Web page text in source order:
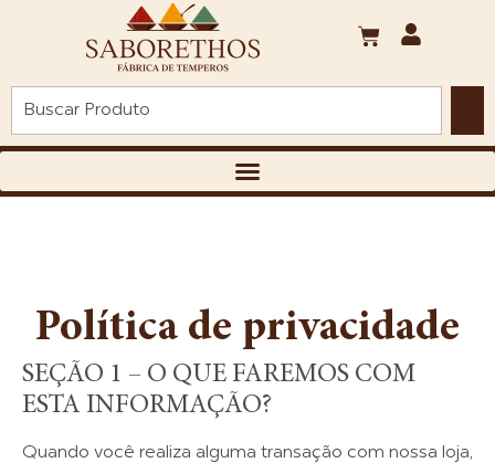
Política de privacidade
SEÇÃO 1 – O QUE FAREMOS COM
ESTA INFORMAÇÃO?
Quando você realiza alguma transação com nossa loja,